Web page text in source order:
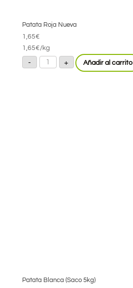
Patata Roja Nueva
1,65€
1,65€/kg
-
Patata
Roja
+ Añadir al carrito
Patata Blanca (Saco 5kg)